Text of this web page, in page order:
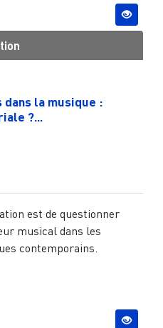
la musique :
?...
est de questionner
musical dans les
contemporains.